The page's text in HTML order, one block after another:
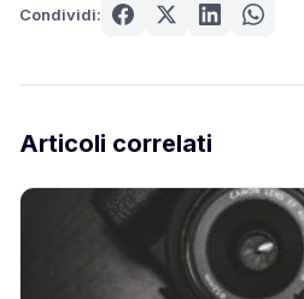
Condividi:
Articoli correlati